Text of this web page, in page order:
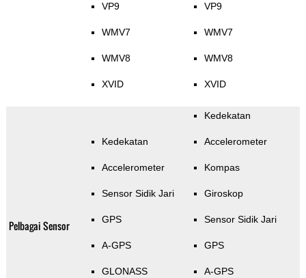
VP9
WMV7
WMV8
XVID
VP9
WMV7
WMV8
XVID
Pelbagai Sensor
Kedekatan
Accelerometer
Sensor Sidik Jari
GPS
A-GPS
GLONASS
Kedekatan
Accelerometer
Kompas
Giroskop
Sensor Sidik Jari
GPS
A-GPS